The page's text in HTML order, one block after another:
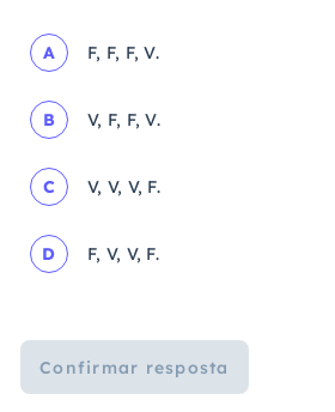
A F, F, F, V.
B V, F, F, V.
C V, V, V, F.
D F, V, V, F.
Confirmar resposta